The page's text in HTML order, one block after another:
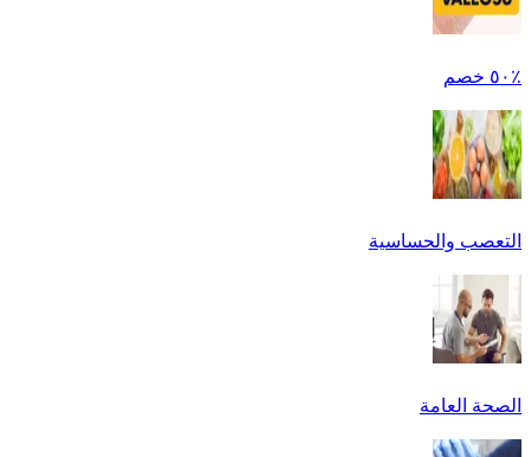
٪٥٠ خصم
التعصب والحساسية
الصحة العامة